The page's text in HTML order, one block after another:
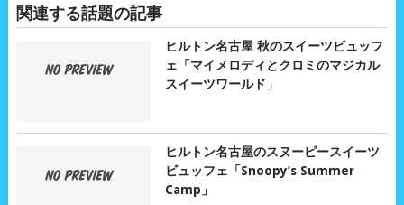
関連する話題の記事
ヒルトン名古屋 秋のスイーツビュッフ
ェ「マイメロディとクロミのマジカル
スイーツワールド」
ヒルトン名古屋のスヌーピースイーツ
ビュッフェ「Snoopy’s Summer
Camp」